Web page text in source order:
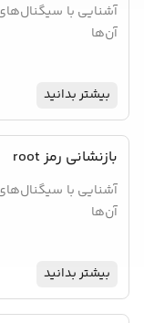
آشنایی با
آن‌ها
بیشتر بدانید
بازنشانی رمز root
آشنایی با
آن‌ها
بیشتر بدانید